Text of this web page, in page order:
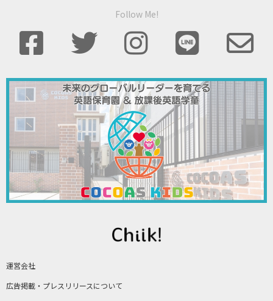
運営会社
広告掲載・プレスリリースについて
Follow Me!